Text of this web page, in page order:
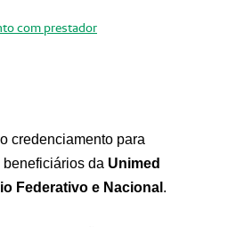
com prestador
credenciamento para
da Unimed
Federativo e Nacional .